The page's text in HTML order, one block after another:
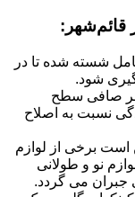
:
شسته شده تا در
شود.
صافی سطح
نسبت به اصلاح
است برخی از لوازم
نو و طولانی
می گردد.